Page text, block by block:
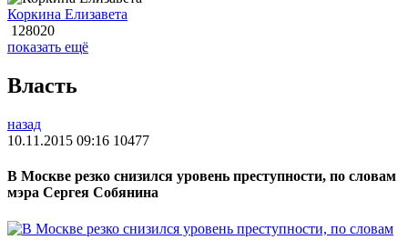
Коркина Елизавета
128020
показать ещё
Власть
назад
10.11.2015 09:16 10477
В Москве резко снизился уровень преступности, по словам
мэра Сергея Собянина